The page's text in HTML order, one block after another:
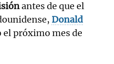
antes de que el
Donald
el próximo mes de